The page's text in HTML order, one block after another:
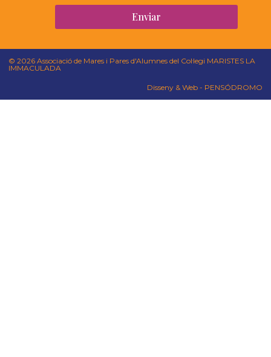
Enviar
© 2026 Associació de Mares i Pares d'Alumnes del Col·legi MARISTES LA
IMMACULADA
Disseny & Web - PENSÓDROMO